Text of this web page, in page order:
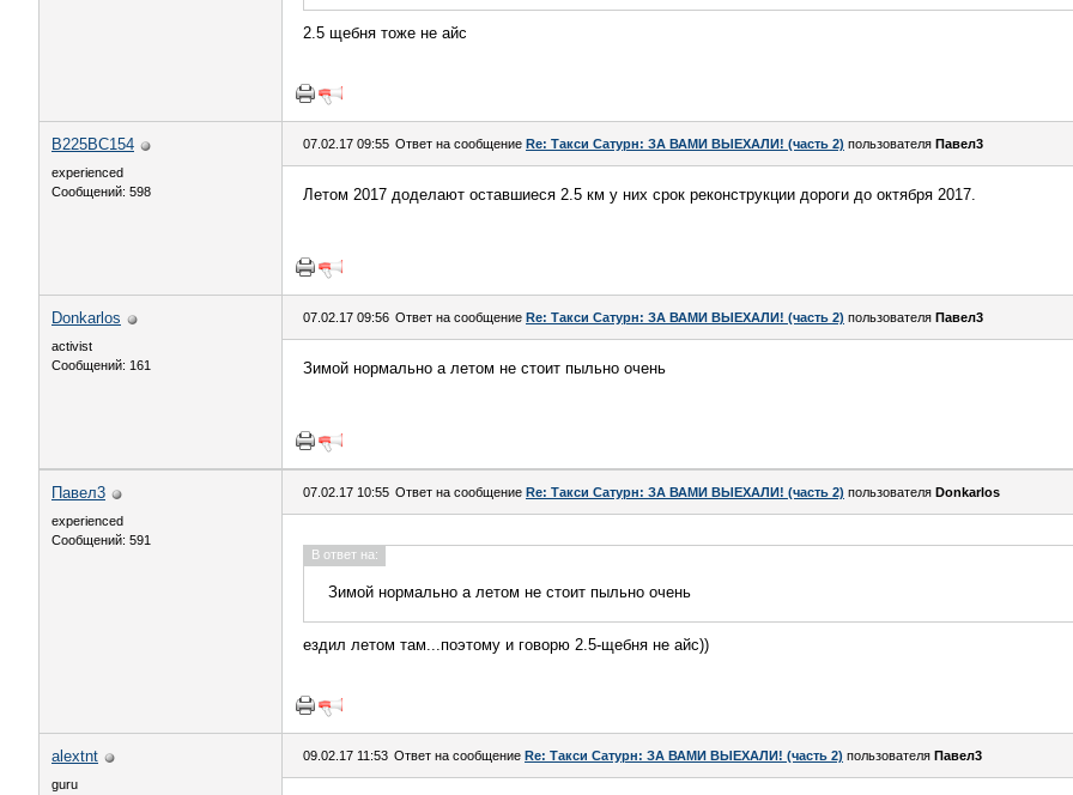
2.5 щебня тоже не айс
В225ВС154
experienced
Сообщений: 598
07.02.17 09:55 Ответ на сообщение Re: Такси Сатурн: ЗА ВАМИ ВЫЕХАЛИ! (часть 2) пользователя Павел3
Летом 2017 доделают оставшиеся 2.5 км у них срок реконструкции дороги до октября 2017.
Donkarlos
activist
Сообщений: 161
07.02.17 09:56 Ответ на сообщение Re: Такси Сатурн: ЗА ВАМИ ВЫЕХАЛИ! (часть 2) пользователя Павел3
Зимой нормально а летом не стоит пыльно очень
Павел3
experienced
Сообщений: 591
07.02.17 10:55 Ответ на сообщение Re: Такси Сатурн: ЗА ВАМИ ВЫЕХАЛИ! (часть 2) пользователя Donkarlos
В ответ на:
Зимой нормально а летом не стоит пыльно очень
ездил летом там...поэтому и говорю 2.5-щебня не айс))
alextnt
guru
09.02.17 11:53 Ответ на сообщение Re: Такси Сатурн: ЗА ВАМИ ВЫЕХАЛИ! (часть 2) пользователя Павел3